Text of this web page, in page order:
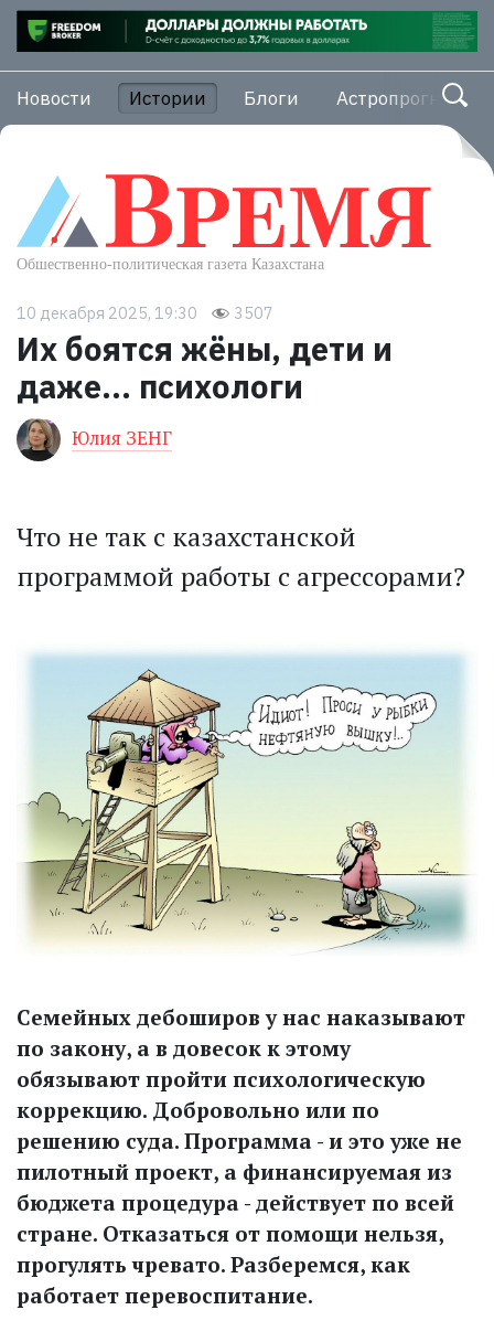
Новости Истории Блоги Астропрогноз
10 декабря 2025, 19:30 3507
Их боятся жёны, дети и
даже… психологи
Юлия ЗЕНГ
Что не так с казахстанской
программой работы с агрессорами?
Семейных дебоширов у нас наказывают
по закону, а в довесок к этому
обязывают пройти психологическую
коррекцию. Добровольно или по
решению суда. Программа - и это уже не
пилотный проект, а финансируемая из
бюджета процедура - действует по всей
стране. Отказаться от помощи нельзя,
прогулять чревато. Разберемся, как
работает перевоспитание.